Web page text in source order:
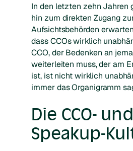
In den letzten zehn Jahren
hin zum direkten Zugang
Aufsichtsbehörden
dass CCOs wirklich
CCO, der Bedenken an
weiterleiten muss, der am
ist, ist nicht wirklich
immer das Organigramm
Die CCO- und
Speakup-